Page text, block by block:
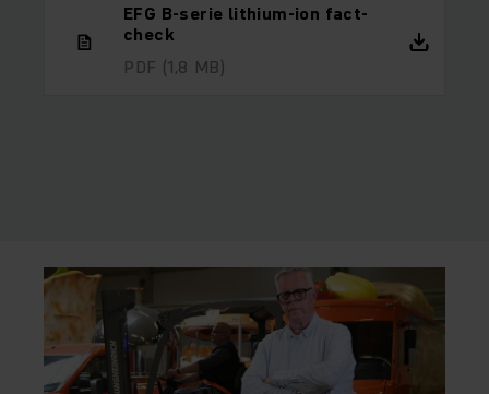
EFG B-serie lithium-ion fact-
check
PDF (1,8 MB)